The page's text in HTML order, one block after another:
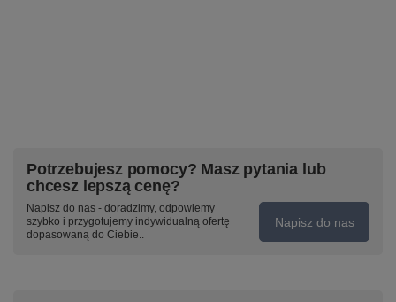
Potrzebujesz pomocy? Masz pytania lub
chcesz lepszą cenę?
Napisz do nas - doradzimy, odpowiemy
szybko i przygotujemy indywidualną ofertę
dopasowaną do Ciebie..
Napisz do nas